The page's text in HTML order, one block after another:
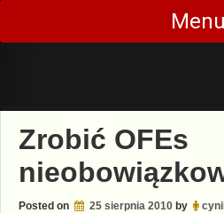
Skip
content
Menu
Zrobić OFEs
Posted on 25 sierpnia 2010 by